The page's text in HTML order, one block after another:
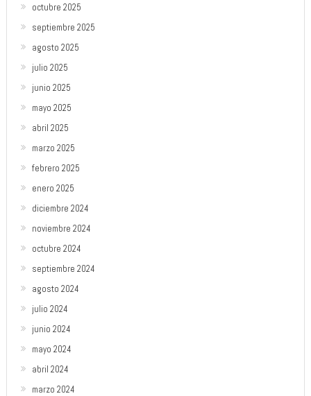
octubre 2025
septiembre 2025
agosto 2025
julio 2025
junio 2025
mayo 2025
abril 2025
marzo 2025
febrero 2025
enero 2025
diciembre 2024
noviembre 2024
octubre 2024
septiembre 2024
agosto 2024
julio 2024
junio 2024
mayo 2024
abril 2024
marzo 2024